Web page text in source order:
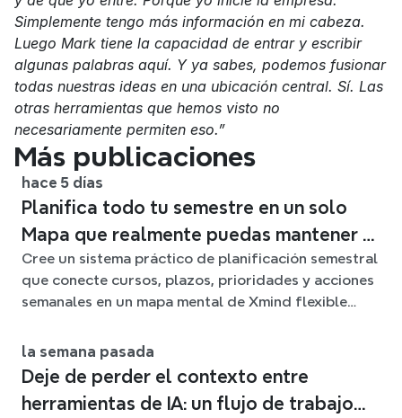
Simplemente tengo más información en mi cabeza.
Luego Mark tiene la capacidad de entrar y escribir
algunas palabras aquí. Y ya sabes, podemos fusionar
todas nuestras ideas en una ubicación central. Sí. Las
otras herramientas que hemos visto no
necesariamente permiten eso.”
Más publicaciones
hace 5 días
Planifica todo tu semestre en un solo
Mapa que realmente puedas mantener al
día
Cree un sistema práctico de planificación semestral
que conecte cursos, plazos, prioridades y acciones
semanales en un mapa mental de Xmind flexible
la semana pasada
Deje de perder el contexto entre
herramientas de IA: un flujo de trabajo